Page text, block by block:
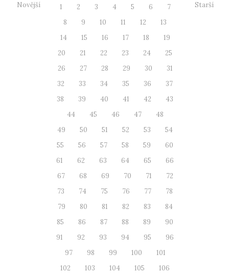
Novější 1 2 3 4 5 6
7
8
9 10 11 12
13
14
15 16 17 18
19
20
21 22 23 24
25
26
27 28 29 30
31
32
33 34 35 36
37
38
39 40 41 42
43
44
45 46 47
48
49
50 51 52 53
54
55
56 57 58 59
60
61
62 63 64 65
66
67
68 69 70 71
72
73
74 75 76 77
78
79
80 81 82 83
84
85
86 87 88 89
90
91
92 93 94 95
96
97
98 99 100
101
102
103 104 105
106
Starší